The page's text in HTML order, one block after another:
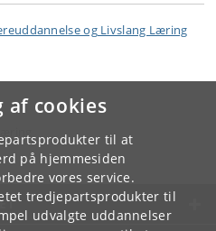
af cookies
til at
på hjemmesiden
vores service.
tredjepartsprodukter til
udvalgte uddannelser
og Livslang Læring